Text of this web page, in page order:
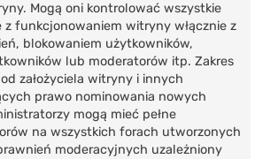
Mogą oni kontrolować wszystkie
z funkcjonowaniem witryny włącznie z
blokowaniem użytkowników,
lub moderatorów itp. Zakres
założyciela witryny i innych
prawo nominowania nowych
mogą mieć pełne
na wszystkich forach utworzonych
moderacyjnych uzależniony